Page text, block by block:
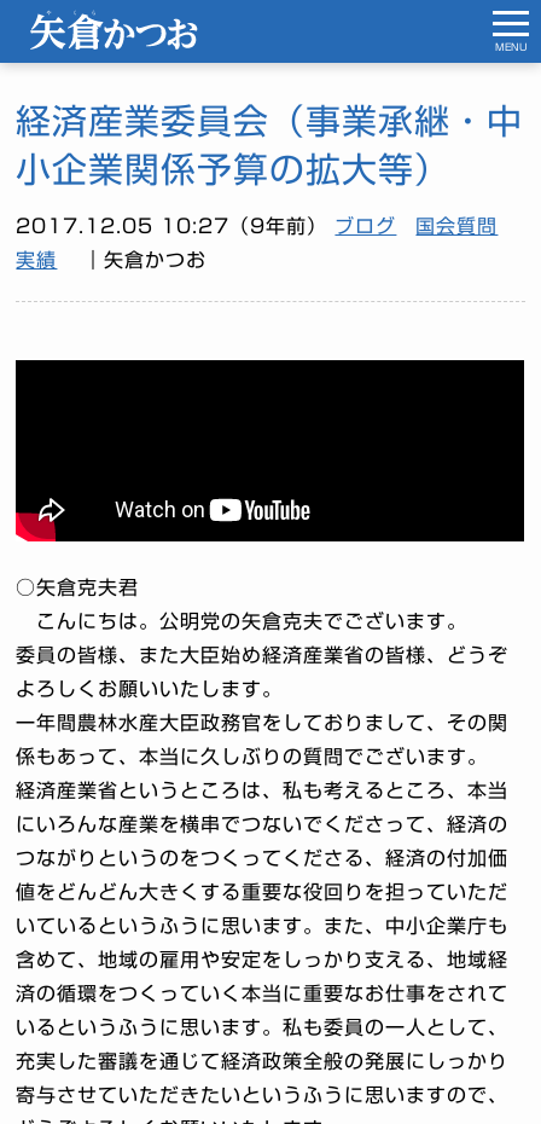
経済産業委員会（事業承継・中
小企業関係予算の拡大等）
2017.12.05 10:27（9年前） ブログ
国会質問
実績
｜矢倉かつお
○矢倉克夫君
こんにちは。公明党の矢倉克夫でございます。
委員の皆様、また大臣始め経済産業省の皆様、どうぞ
よろしくお願いいたします。
一年間農林水産大臣政務官をしておりまして、その関
係もあって、本当に久しぶりの質問でございます。
経済産業省というところは、私も考えるところ、本当
にいろんな産業を横串でつないでくださって、経済の
つながりというのをつくってくださる、経済の付加価
値をどんどん大きくする重要な役回りを担っていただ
いているというふうに思います。また、中小企業庁も
含めて、地域の雇用や安定をしっかり支える、地域経
済の循環をつくっていく本当に重要なお仕事をされて
いるというふうに思います。私も委員の一人として、
充実した審議を通じて経済政策全般の発展にしっかり
寄与させていただきたいというふうに思いますので、
MENU